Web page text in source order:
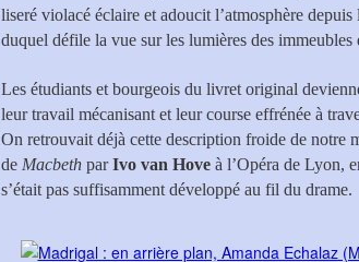
liseré violacé éclaire et adoucit l’atmosphère
duquel défile la vue sur les lumières des
Les étudiants et bourgeois du livret original
leur travail mécanisant et leur course effrénée à
On retrouvait déjà cette description froide de notre
de Macbeth parIvo van Hove à l’Opéra de Lyon,
s’était pas suffisamment développé au fil du drame.